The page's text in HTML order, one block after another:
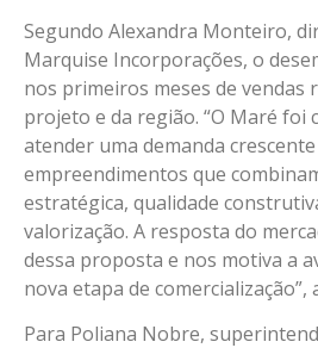
Segundo Alexandra Monteiro,
Marquise Incorporações, o
nos primeiros meses de vendas
projeto e da região. “O Maré foi
atender uma demanda
empreendimentos que
estratégica, qualidade
valorização. A resposta do
dessa proposta e nos motiva a
nova etapa de comercialização”,
Para Poliana Nobre,